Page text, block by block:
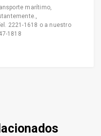
marítimo,
,
2221-1618 o a nuestro
1818